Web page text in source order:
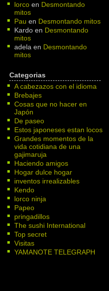
lorco en Desmontando
mitos
Pau en Desmontando mitos
Kardo en Desmontando
mitos
adela en Desmontando
mitos
Categorias
A cabezazos con el idioma
Brebajes
Cosas que no hacer en
Japón
De paseo
Estos japoneses estan locos
Grandes momentos de la
vida cotidiana de una
gajimaruja
Haciendo amigos
Hogar dulce hogar
inventos irrealizables
Kendo
lorco ninja
Papeo
pringadillos
The sushi International
Top secret
Visitas
YAMANOTE TELEGRAPH